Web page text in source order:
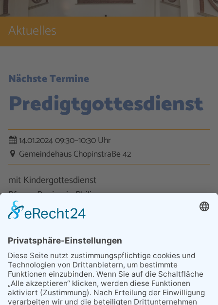
Aktuelles
Predigtgottesdienst
14.01.2024 09:30–10:30 Uhr
Gemeindehaus Chopinstraße 42
mit Kindergottesdienst
Pfarrer Benjamin Philipp
Nächste Termine
Kontakt
Datenschutz